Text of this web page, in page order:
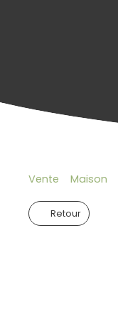
Vente Maison
Retour